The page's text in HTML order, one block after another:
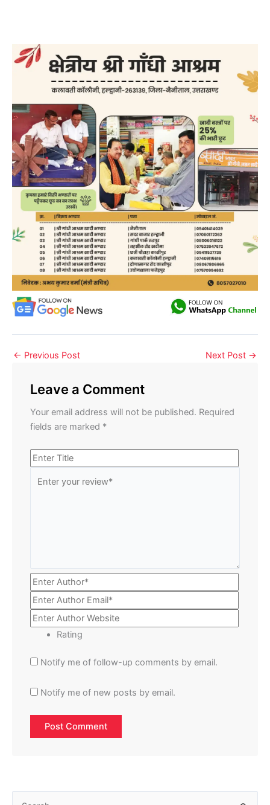
← Previous Post Next Post →
Leave a Comment
Your email address will not be published. Required
fields are marked *
Rating
Notify me of follow-up comments by email.
Notify me of new posts by email.